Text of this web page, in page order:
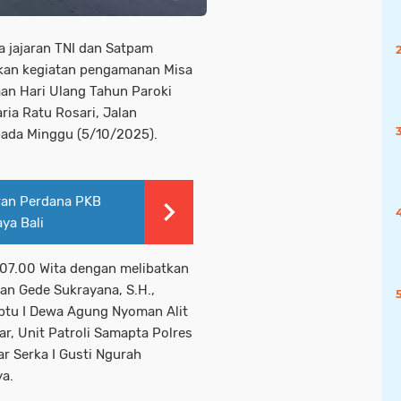
jajaran TNI dan Satpam
kegiatan pengamanan Misa
Hari Ulang Tahun Paroki
Ratu Rosari, Jalan
Minggu (5/10/2025).
Perdana PKB
Bali
Wita dengan melibatkan
Gede Sukrayana, S.H.,
I Dewa Agung Nyoman Alit
Unit Patroli Samapta Polres
Serka I Gusti Ngurah